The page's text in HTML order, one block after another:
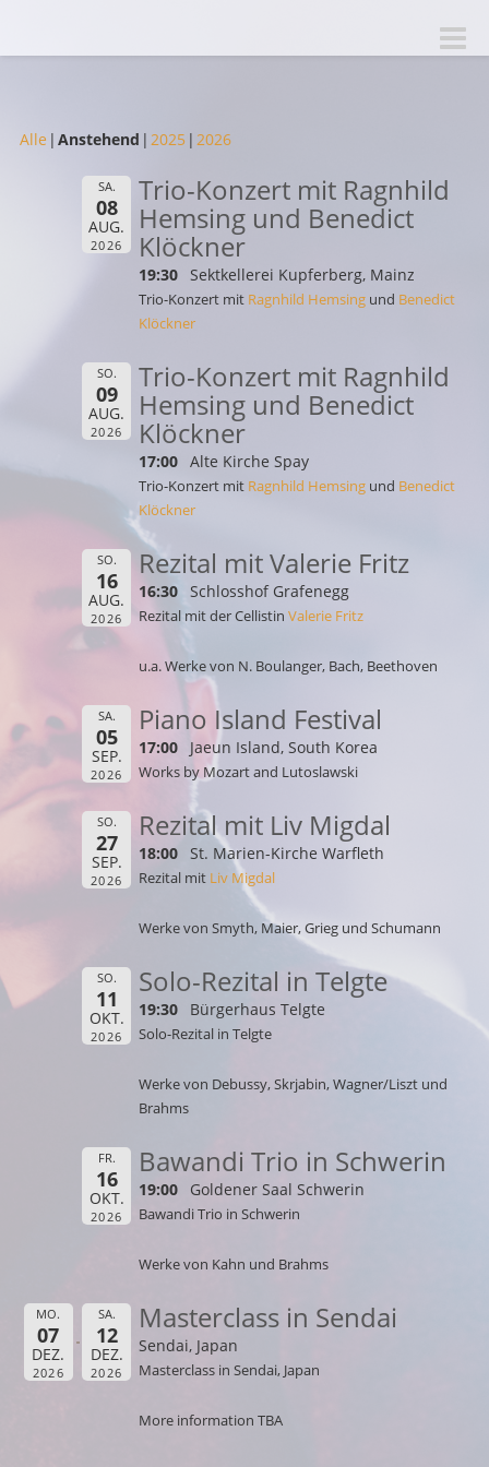
Toggle
Alle Anstehend 2025 2026
SA.
08
AUG.
2026
Trio-Konzert mit Ragnhild
Hemsing und Benedict
Klöckner
19:30 Sektkellerei Kupferberg, Mainz
Trio-Konzert mit Ragnhild Hemsing und Benedict
Klöckner
SO.
09
AUG.
2026
Trio-Konzert mit Ragnhild
Hemsing und Benedict
Klöckner
17:00 Alte Kirche Spay
Trio-Konzert mit Ragnhild Hemsing und Benedict
Klöckner
SO.
16
AUG.
2026
Rezital mit Valerie Fritz
16:30 Schlosshof Grafenegg
Rezital mit der Cellistin Valerie Fritz
u.a. Werke von N. Boulanger, Bach, Beethoven
SA.
05
SEP.
2026
Piano Island Festival
17:00 Jaeun Island, South Korea
Works by Mozart and Lutoslawski
SO.
27
SEP.
2026
Rezital mit Liv Migdal
18:00 St. Marien-Kirche Warfleth
Rezital mit Liv Migdal
Werke von Smyth, Maier, Grieg und Schumann
SO.
11
OKT.
2026
Solo-Rezital in Telgte
19:30 Bürgerhaus Telgte
Solo-Rezital in Telgte
Werke von Debussy, Skrjabin, Wagner/Liszt und
Brahms
FR.
16
OKT.
2026
Bawandi Trio in Schwerin
19:00 Goldener Saal Schwerin
Bawandi Trio in Schwerin
Werke von Kahn und Brahms
MO.
07
DEZ.
2026
SA.
12
DEZ.
2026
Masterclass in Sendai
Sendai, Japan
Masterclass in Sendai, Japan
More information TBA